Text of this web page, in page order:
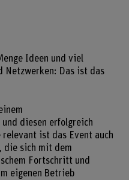
Ideen und viel
Netzwerken: Das ist das
diesen erfolgreich
ist das Event auch
sich mit dem
Fortschritt und
eigenen Betrieb